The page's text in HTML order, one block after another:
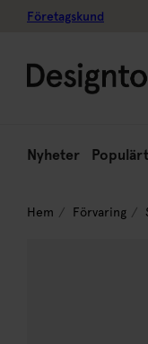
Företagskund
Nyheter Populärt
Hem Förvaring